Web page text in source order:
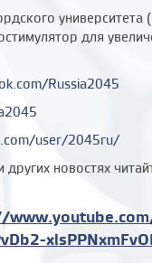
для
Russia2045
user/2045ru/
новостях
2-